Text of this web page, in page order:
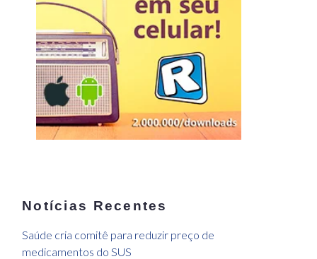
Notícias Recentes
Saúde cria comitê para reduzir preço de
medicamentos do SUS